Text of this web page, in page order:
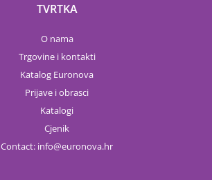
TVRTKA
O nama
Trgovine i kontakti
Katalog Euronova
Prijave i obrasci
Katalogi
Cjenik
Contact: info euronova.hr